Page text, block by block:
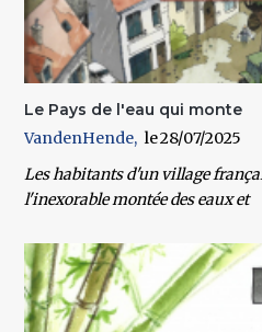
Le Pays de l'eau qui monte
VandenHende
28/07/2025
Les habitants d'un village
l'inexorable montée des eaux et